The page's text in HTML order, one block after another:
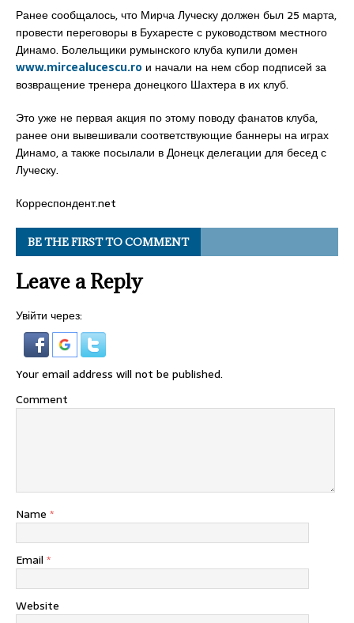
Ранее сообщалось, что Мирча Луческу должен был 25 марта,
провести переговоры в Бухаресте с руководством местного
Динамо. Болельщики румынского клуба купили домен
www.mircealucescu.ro и начали на нем сбор подписей за
возвращение тренера донецкого Шахтера в их клуб.
Это уже не первая акция по этому поводу фанатов клуба,
ранее они вывешивали соответствующие баннеры на играх
Динамо, а также посылали в Донецк делегации для бесед с
Луческу.
Корреспондент.net
BE THE FIRST TO COMMENT
Leave a Reply
Увійти через:
Your email address will not be published.
Comment
Name *
Email *
Website